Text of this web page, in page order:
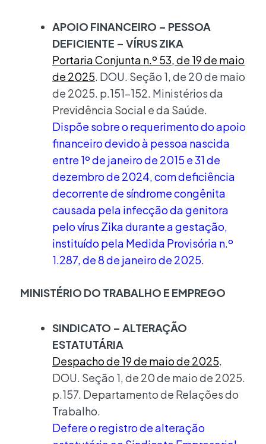
APOIO FINANCEIRO – PESSOA
DEFICIENTE – VÍRUS ZIKA
Portaria Conjunta n.º 53, de 19 de maio
de 2025. DOU. Seção 1, de 20 de maio
de 2025. p.151-152. Ministérios da
Previdência Social e da Saúde.
Dispõe sobre o requerimento do apoio
financeiro devido à pessoa nascida
entre 1º de janeiro de 2015 e 31 de
dezembro de 2024, com deficiência
decorrente de síndrome congênita
causada pela infecção da genitora
pelo vírus Zika durante a gestação,
instituído pela Medida Provisória n.º
1.287, de 8 de janeiro de 2025.
MINISTÉRIO DO TRABALHO E EMPREGO
SINDICATO – ALTERAÇÃO
ESTATUTÁRIA
Despacho de 19 de maio de 2025.
DOU. Seção 1, de 20 de maio de 2025.
p.157. Departamento de Relações do
Trabalho.
Defere o registro de alteração